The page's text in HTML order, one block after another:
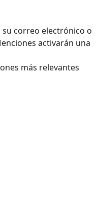
correo electrónico o
activarán una
más relevantes